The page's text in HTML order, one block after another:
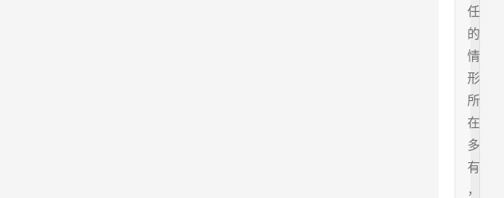
任
的
情
形
所
在
多
有
，